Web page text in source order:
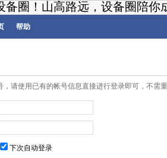
备圈！山高路远，设备圈陪你
帮助
，请使用已有的帐号信息直接进行登录即可，不需
下次自动登录